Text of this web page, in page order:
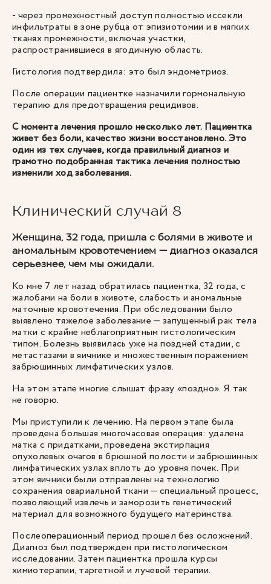
- через промежностный доступ полностью иссекли
инфильтраты в зоне рубца от эпизиотомии и в мягких
тканях промежности, включая участки,
распространившиеся в ягодичную область.
Гистология подтвердила: это был эндометриоз.
После операции пациентке назначили гормональную
терапию для предотвращения рецидивов.
С момента лечения прошло несколько лет. Пациентка
живет без боли, качество жизни восстановлено. Это
один из тех случаев, когда правильный диагноз и
грамотно подобранная тактика лечения полностью
изменили ход заболевания.
Клинический случай 8
Женщина, 32 года, пришла с болями в животе и
аномальным кровотечением — диагноз оказался
серьезнее, чем мы ожидали.
Ко мне 7 лет назад обратилась пациентка, 32 года, с
жалобами на боли в животе, слабость и аномальные
маточные кровотечения. При обследовании было
выявлено тяжелое заболевание — запущенный рак тела
матки с крайне неблагоприятным гистологическим
типом. Болезнь выявилась уже на поздней стадии, с
метастазами в яичнике и множественным поражением
забрюшинных лимфатических узлов.
На этом этапе многие слышат фразу «поздно». Я так
не говорю.
Мы приступили к лечению. На первом этапе была
проведена большая многочасовая операция: удалена
матка с придатками, проведена экстирпация
опухолевых очагов в брюшной полости и забрюшинных
лимфатических узлах вплоть до уровня почек. При
этом яичники были отправлены на технологию
сохранения овариальной ткани — специальный процесс,
позволяющий извлечь и заморозить генетический
материал для возможного будущего материнства.
Послеоперационный период прошел без осложнений.
Диагноз был подтвержден при гистологическом
исследовании. Затем пациентка прошла курсы
химиотерапии, таргетной и лучевой терапии.